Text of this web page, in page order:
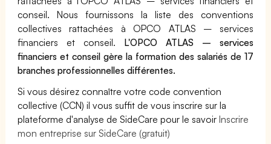
conseil. Nous fournissons la liste des conventions
collectives rattachées à OPCO ATLAS – services
financiers et conseil. L'OPCO ATLAS – services
financiers et conseil gère la formation des salariés de 17
branches professionnelles différentes.
Si vous désirez connaître votre code convention
collective (CCN) il vous suffit de vous inscrire sur la
plateforme d'analyse de SideCare pour le savoirInscrire
mon entreprise sur SideCare (gratuit)